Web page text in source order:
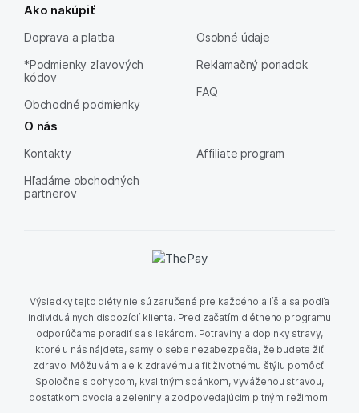
Ako nakúpiť
Doprava a platba
*Podmienky zľavových
kódov
Obchodné podmienky
Osobné údaje
Reklamačný poriadok
FAQ
O nás
Kontakty
Hľadáme obchodných
partnerov
Affiliate program
Výsledky tejto diéty nie sú zaručené pre každého a líšia sa podľa
individuálnych dispozícií klienta. Pred začatím diétneho programu
odporúčame poradiť sa s lekárom. Potraviny a doplnky stravy,
ktoré u nás nájdete, samy o sebe nezabezpečia, že budete žiť
zdravo. Môžu vám ale k zdravému a fit životnému štýlu pomôcť.
Spoločne s pohybom, kvalitným spánkom, vyváženou stravou,
dostatkom ovocia a zeleniny a zodpovedajúcim pitným režimom.